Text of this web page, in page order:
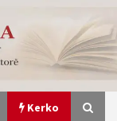
Kerko